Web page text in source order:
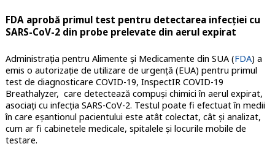
FDA aprobă primul test pentru detectarea infecției cu
SARS-CoV-2 din probe prelevate din aerul expirat
Administrația pentru Alimente și Medicamente din SUA (FDA) a
emis o autorizație de utilizare de urgență (EUA) pentru primul
test de diagnosticare COVID-19, InspectIR COVID-19
Breathalyzer, care detectează compuși chimici în aerul expirat,
asociați cu infecția SARS-CoV-2. Testul poate fi efectuat în medii
în care eșantionul pacientului este atât colectat, cât și analizat,
cum ar fi cabinetele medicale, spitalele și locurile mobile de
testare.